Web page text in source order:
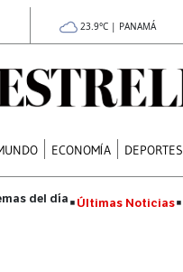
23.9°C | PANAMÁ
ECONOMÍA DEPORTES
Últimas Noticias